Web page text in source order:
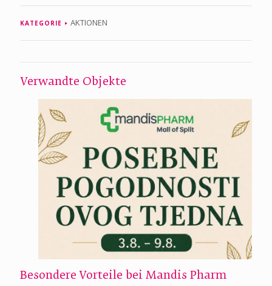
KATEGORIE AKTIONEN
Verwandte Objekte
Besondere Vorteile bei Mandis Pharm